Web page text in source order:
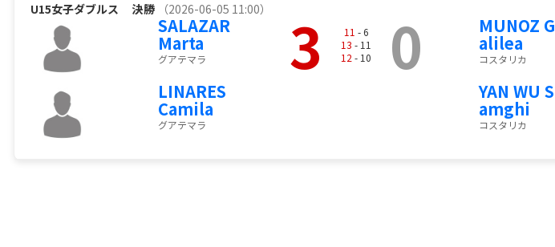
U15女子ダブルス 決勝 （2026-06-05 11:00）
SALAZAR
Marta
グアテマラ
LINARES
Camila
グアテマラ
3 11 - 6
13 - 11
12 - 10 0 MUNOZ G
alilea
コスタリカ
YAN WU S
amghi
コスタリカ